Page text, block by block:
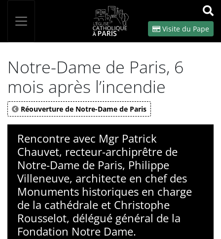
OK
Visite du Pape
Notre-Dame de Paris, 6
mois après l’incendie
Réouverture de Notre-Dame de Paris
Rencontre avec Mgr Patrick
Chauvet, recteur-archiprêtre de
Notre-Dame de Paris, Philippe
Villeneuve, architecte en chef des
Monuments historiques en charge
de la cathédrale et Christophe
Rousselot, délégué général de la
Fondation Notre Dame.
Panneau de gestion des cookies